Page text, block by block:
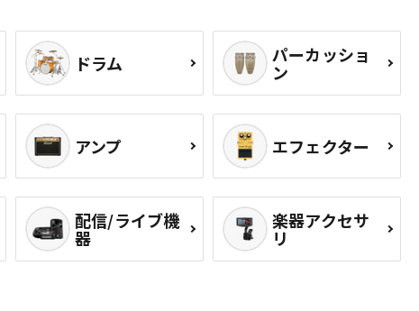
ドラム パーカッショ
ン
アンプ エフェクター
配信/ライブ機
器
楽器アクセサ
リ